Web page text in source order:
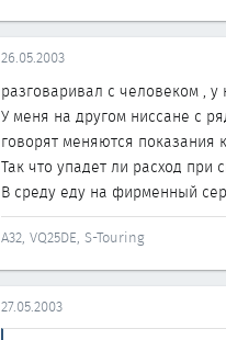
26.05.2003
разговаривал с человеком ,
У меня на другом ниссане с
говорят меняются показания
Так что упадет ли расход при
В среду еду на фирменный
A32, VQ25DE, S-Touring
27.05.2003